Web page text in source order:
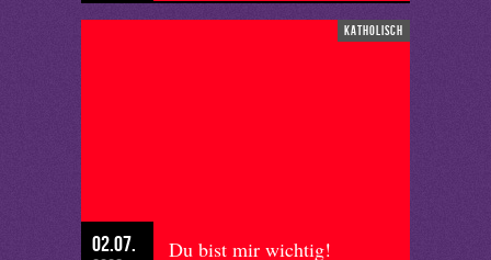
katholisch
02.07. Du bist mir wichtig!